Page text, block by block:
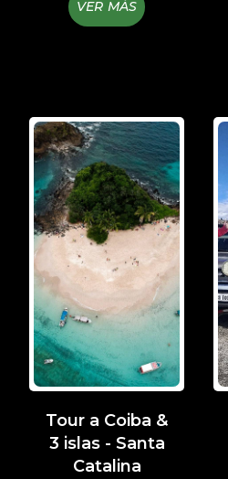
VER MÁS
Tour a Coiba &
3 islas - Santa
Catalina